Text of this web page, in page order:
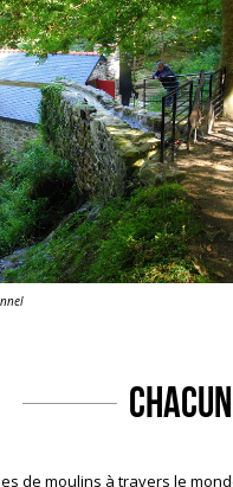
de moulins à travers le